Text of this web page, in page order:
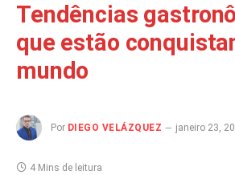
Tendências
que estão
mundo
Por DIEGO VELÁZQUEZ janeiro 23,
4 Mins de leitura